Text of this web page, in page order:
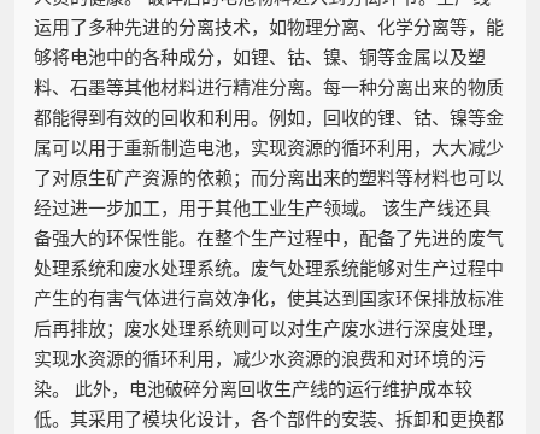
运用了多种先进的分离技术，如物理分离、化学分离等，能
够将电池中的各种成分，如锂、钴、镍、铜等金属以及塑
料、石墨等其他材料进行精准分离。每一种分离出来的物质
都能得到有效的回收和利用。例如，回收的锂、钴、镍等金
属可以用于重新制造电池，实现资源的循环利用，大大减少
了对原生矿产资源的依赖；而分离出来的塑料等材料也可以
经过进一步加工，用于其他工业生产领域。 该生产线还具
备强大的环保性能。在整个生产过程中，配备了先进的废气
处理系统和废水处理系统。废气处理系统能够对生产过程中
产生的有害气体进行高效净化，使其达到国家环保排放标准
后再排放；废水处理系统则可以对生产废水进行深度处理，
实现水资源的循环利用，减少水资源的浪费和对环境的污
染。 此外，电池破碎分离回收生产线的运行维护成本较
低。其采用了模块化设计，各个部件的安装、拆卸和更换都